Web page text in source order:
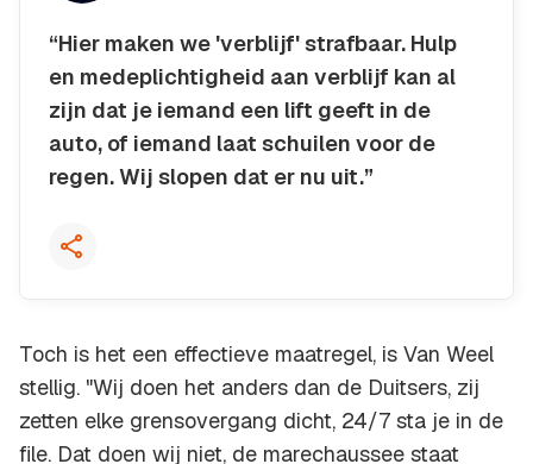
“Hier maken we 'verblijf' strafbaar. Hulp
en medeplichtigheid aan verblijf kan al
zijn dat je iemand een lift geeft in de
auto, of iemand laat schuilen voor de
regen. Wij slopen dat er nu uit.”
Kopieer quote
Toch is het een effectieve maatregel, is Van Weel
stellig. "Wij doen het anders dan de Duitsers, zij
zetten elke grensovergang dicht, 24/7 sta je in de
file. Dat doen wij niet, de marechaussee staat